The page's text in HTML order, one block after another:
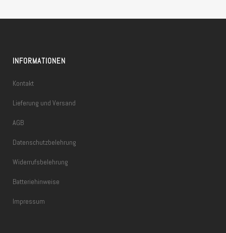
INFORMATIONEN
Kontakt
Lieferung und Versand
AGB
Datenschutzbelehrung
Widerrufsbelehrung
Batteriehinweise
Impressum